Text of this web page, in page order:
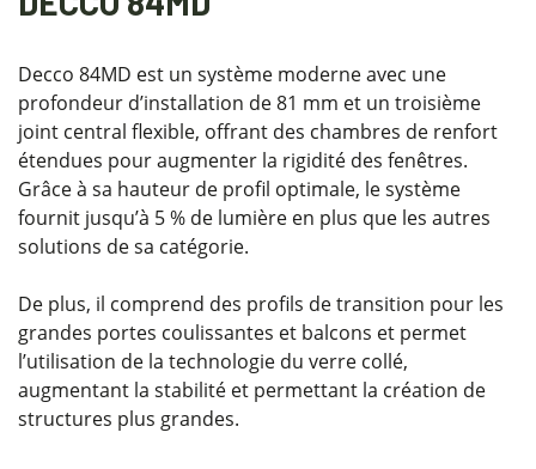
Decco 84MD est un système moderne avec une
profondeur d’installation de 81 mm et un troisième
joint central flexible, offrant des chambres de renfort
étendues pour augmenter la rigidité des fenêtres.
Grâce à sa hauteur de profil optimale, le système
fournit jusqu’à 5 % de lumière en plus que les autres
solutions de sa catégorie.
De plus, il comprend des profils de transition pour les
grandes portes coulissantes et balcons et permet
l’utilisation de la technologie du verre collé,
augmentant la stabilité et permettant la création de
structures plus grandes.